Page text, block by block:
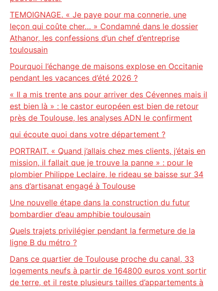
TEMOIGNAGE. « Je paye pour ma connerie, une
leçon qui coûte cher… » Condamné dans le dossier
Athanor, les confessions d’un chef d’entreprise
toulousain
Pourquoi l’échange de maisons explose en Occitanie
pendant les vacances d’été 2026 ?
« Il a mis trente ans pour arriver des Cévennes mais il
est bien là » : le castor européen est bien de retour
près de Toulouse, les analyses ADN le confirment
qui écoute quoi dans votre département ?
PORTRAIT. « Quand j’allais chez mes clients, j’étais en
mission, il fallait que je trouve la panne » : pour le
plombier Philippe Leclaire, le rideau se baisse sur 34
ans d’artisanat engagé à Toulouse
Une nouvelle étape dans la construction du futur
bombardier d’eau amphibie toulousain
Quels trajets privilégier pendant la fermeture de la
ligne B du métro ?
Dans ce quartier de Toulouse proche du canal, 33
logements neufs à partir de 164800 euros vont sortir
de terre, et il reste plusieurs tailles d’appartements à